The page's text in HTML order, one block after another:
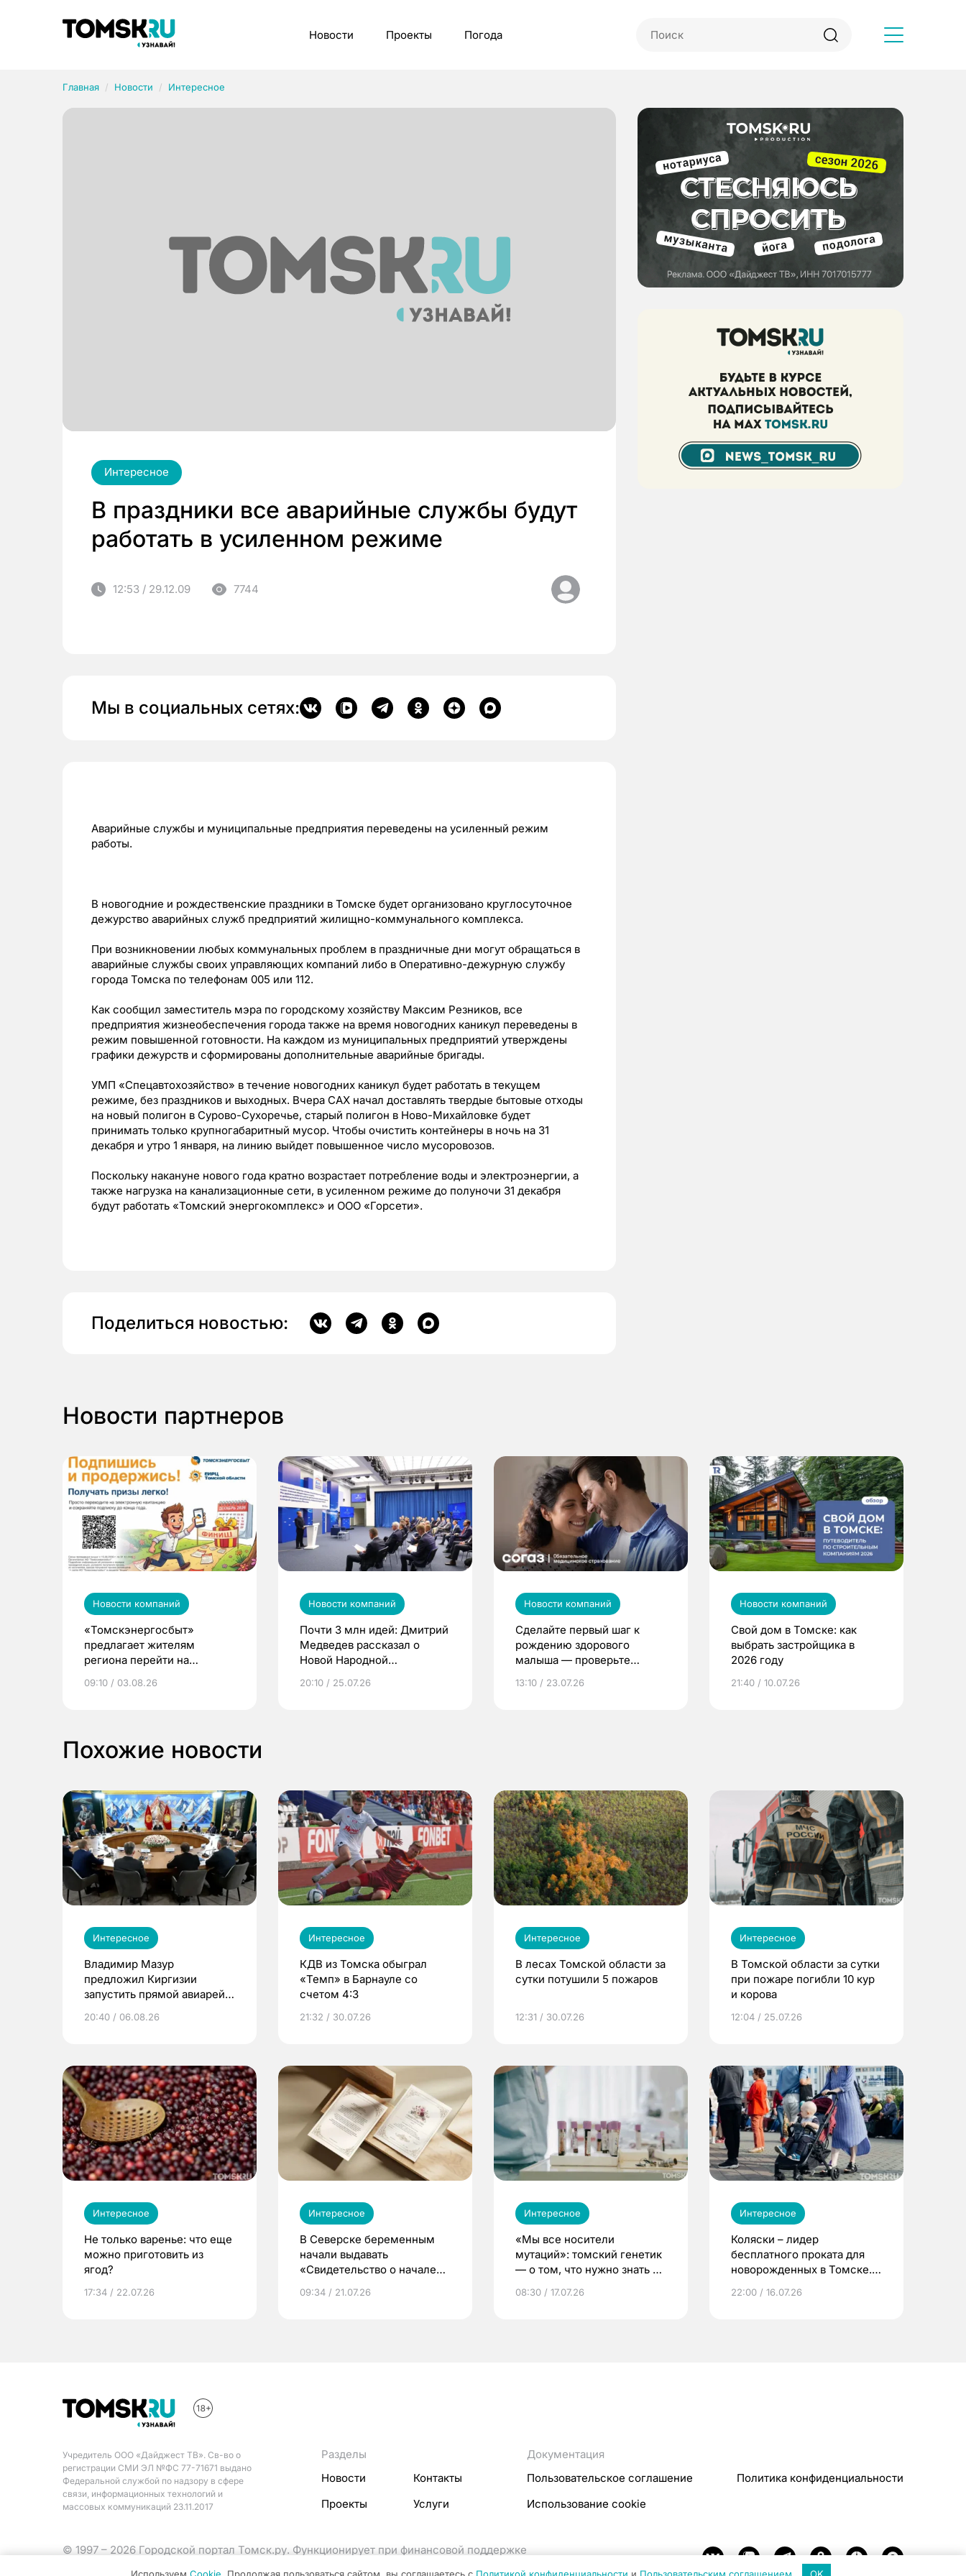
Новости Проекты Погода
Главная Новости Интересное
Интересное
В праздники все аварийные службы будут
работать в усиленном режиме
12:53 / 29.12.09 7744
Мы в социальных сетях:
Аварийные службы и муниципальные предприятия переведены на усиленный режим
работы.
В новогодние и рождественские праздники в Томске будет организовано круглосуточное
дежурство аварийных служб предприятий жилищно-коммунального комплекса.
При возникновении любых коммунальных проблем в праздничные дни могут обращаться в
аварийные службы своих управляющих компаний либо в Оперативно-дежурную службу
города Томска по телефонам 005 или 112.
Как сообщил заместитель мэра по городскому хозяйству Максим Резников, все
предприятия жизнеобеспечения города также на время новогодних каникул переведены в
режим повышенной готовности. На каждом из муниципальных предприятий утверждены
графики дежурств и сформированы дополнительные аварийные бригады.
УМП «Спецавтохозяйство» в течение новогодних каникул будет работать в текущем
режиме, без праздников и выходных. Вчера САХ начал доставлять твердые бытовые отходы
на новый полигон в Сурово-Сухоречье, старый полигон в Ново-Михайловке будет
принимать только крупногабаритный мусор. Чтобы очистить контейнеры в ночь на 31
декабря и утро 1 января, на линию выйдет повышенное число мусоровозов.
Поскольку накануне нового года кратно возрастает потребление воды и электроэнергии, а
также нагрузка на канализационные сети, в усиленном режиме до полуночи 31 декабря
будут работать «Томский энергокомплекс» и ООО «Горсети».
Поделиться новостью:
Новости партнеров
Новости компаний
«Томскэнергосбыт»
предлагает жителям
региона перейти на
выиграть призы
09:10 / 03.08.26
Новости компаний
Почти 3 млн идей: Дмитрий
Медведев рассказал о
Новой Народной
20:10 / 25.07.26
Новости компаний
Сделайте первый шаг к
рождению здорового
малыша — проверьте
по ОМС!
13:10 / 23.07.26
Новости компаний
Свой дом в Томске: как
выбрать застройщика в
2026 году
21:40 / 10.07.26
Похожие новости
Интересное
Владимир Мазур
предложил Киргизии
запустить прямой авиарейс
20:40 / 06.08.26
Интересное
КДВ из Томска обыграл
«Темп» в Барнауле со
счетом 4:3
21:32 / 30.07.26
Интересное
В лесах Томской области за
сутки потушили 5 пожаров
12:31 / 30.07.26
Интересное
В Томской области за сутки
при пожаре погибли 10 кур
и корова
12:04 / 25.07.26
Интересное
Не только варенье: что еще
можно приготовить из
ягод?
17:34 / 22.07.26
Интересное
В Северске беременным
начали выдавать
«Свидетельство о начале
09:34 / 21.07.26
Интересное
«Мы все носители
мутаций»: томский генетик
— о том, что нужно знать до
08:30 / 17.07.26
Интересное
Коляски – лидер
бесплатного проката для
новорожденных в Томске.
22:00 / 16.07.26
Учредитель ООО «Дайджест ТВ». Св-во о
регистрации СМИ ЭЛ №ФС 77-71671 выдано
Федеральной службой по надзору в сфере
связи, информационных технологий и
массовых коммуникаций 23.11.2017
Разделы
Новости
Контакты
Проекты
Услуги
Документация
Пользовательское соглашение
Политика конфиденциальности
Использование cookie
© 1997 – 2026 Городской портал Томск.ру. Функционирует при финансовой поддержке
Рубрики